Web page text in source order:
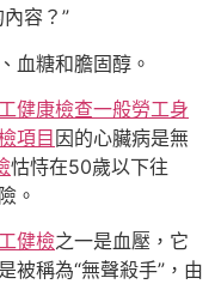
容？”
血糖和膽固醇。
健康檢查一般勞工身
項目因的心臟病是無
怙恃在50歲以下往
。
健檢之一是血壓，它
被稱為“無聲殺手”，由